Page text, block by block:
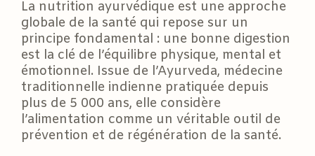
La nutrition ayurvédique est une approche
globale de la santé qui repose sur un
principe fondamental : une bonne digestion
est la clé de l’équilibre physique, mental et
émotionnel. Issue de l’Ayurveda, médecine
traditionnelle indienne pratiquée depuis
plus de 5 000 ans, elle considère
l’alimentation comme un véritable outil de
prévention et de régénération de la santé.